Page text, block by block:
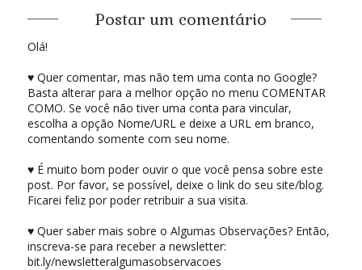
Postar um comentário
Olá!
♥ Quer comentar, mas não tem uma conta no Google?
Basta alterar para a melhor opção no menu COMENTAR
COMO. Se você não tiver uma conta para vincular,
escolha a opção Nome/URL e deixe a URL em branco,
comentando somente com seu nome.
♥ É muito bom poder ouvir o que você pensa sobre este
post. Por favor, se possível, deixe o link do seu site/blog.
Ficarei feliz por poder retribuir a sua visita.
♥ Quer saber mais sobre o Algumas Observações? Então,
inscreva-se para receber a newsletter:
bit.ly/newsletteralgumasobservacoes